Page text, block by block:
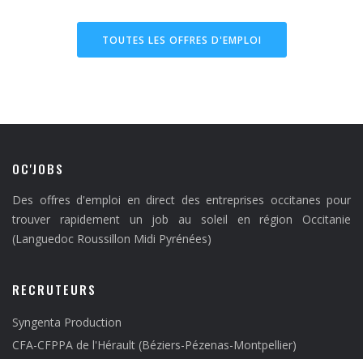
TOUTES LES OFFRES D'EMPLOI
OC'JOBS
Des offres d'emploi en direct des entreprises occitanes pour
trouver rapidement un job au soleil en région Occitanie
(Languedoc Roussillon Midi Pyrénées)
RECRUTEURS
Syngenta Production
CFA-CFPPA de l'Hérault (Béziers-Pézenas-Montpellier)